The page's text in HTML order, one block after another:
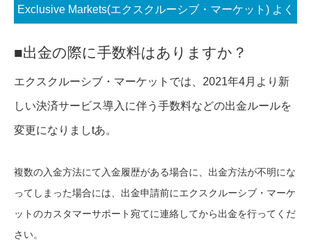
Exclusive Markets(エクスクルーシブ・マーケット) よく
■出金の際に手数料はありますか？
エクスクルーシブ・マーケットでは、2021年4月より新
しい決済サービス導入に伴う手数料などの出金ルールを
変更になりましtあ。
複数の入金方法にて入金履歴がある場合に、出金方法が不明にな
ってしまった場合には、出金申請前にエクスクルーシブ・マーケ
ットのカスタマーサポート宛てに連絡してから出金を行ってくだ
さい。